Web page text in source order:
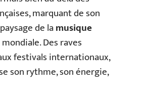
marquant de son
de lamusique
mondiale. Des raves
festivals internationaux,
son rythme, son énergie,